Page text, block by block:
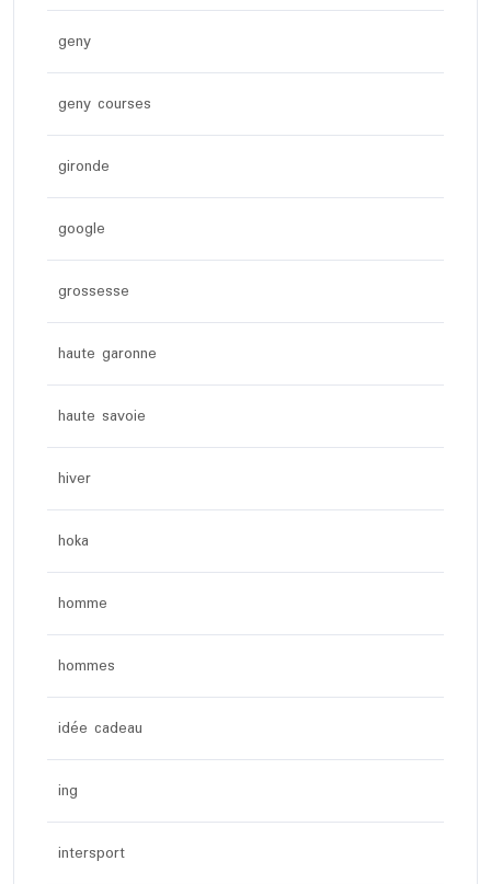
geny
geny courses
gironde
google
grossesse
haute garonne
haute savoie
hiver
hoka
homme
hommes
idée cadeau
ing
intersport